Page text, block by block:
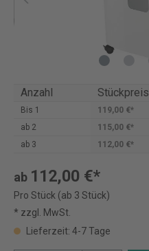
Anzahl Stückpreis
Bis 1
119,00 €*
ab 2
115,00 €*
ab 3 112,00 €*
ab 112,00 €*
Pro Stück (ab 3 Stück)
* zzgl. MwSt.
Lieferzeit: 4-7 Tage